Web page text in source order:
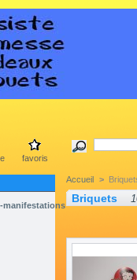
favoris
manifestations
Accueil >
Briquets